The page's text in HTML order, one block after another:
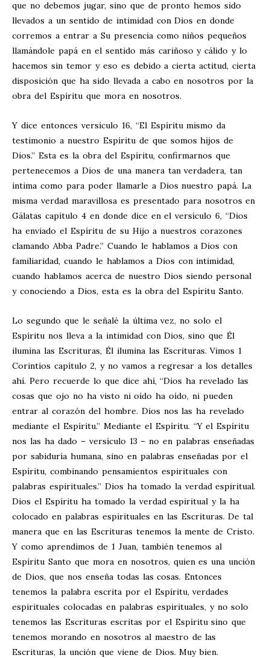
que no debemos jugar, sino que de pronto hemos sido
llevados a un sentido de intimidad con Dios en donde
corremos a entrar a Su presencia como niños pequeños
llamándole papá en el sentido más cariñoso y cálido y lo
hacemos sin temor y eso es debido a cierta actitud, cierta
disposición que ha sido llevada a cabo en nosotros por la
obra del Espíritu que mora en nosotros.
Y dice entonces versículo 16, “El Espíritu mismo da
testimonio a nuestro Espíritu de que somos hijos de
Dios.” Esta es la obra del Espíritu, confirmarnos que
pertenecemos a Dios de una manera tan verdadera, tan
íntima como para poder llamarle a Dios nuestro papá. La
misma verdad maravillosa es presentado para nosotros en
Gálatas capítulo 4 en donde dice en el versículo 6, “Dios
ha enviado el Espíritu de su Hijo a nuestros corazones
clamando Abba Padre.” Cuando le hablamos a Dios con
familiaridad, cuando le hablamos a Dios con intimidad,
cuando hablamos acerca de nuestro Dios siendo personal
y conociendo a Dios, esta es la obra del Espíritu Santo.
Lo segundo que le señalé la última vez, no solo el
Espíritu nos lleva a la intimidad con Dios, sino que Él
ilumina las Escrituras, Él ilumina las Escrituras. Vimos 1
Corintios capítulo 2, y no vamos a regresar a los detalles
ahí. Pero recuerde lo que dice ahí, “Dios ha revelado las
cosas que ojo no ha visto ni oído ha oído, ni pueden
entrar al corazón del hombre. Dios nos las ha revelado
mediante el Espíritu.” Mediante el Espíritu. “Y el Espíritu
nos las ha dado – versículo 13 – no en palabras enseñadas
por sabiduría humana, sino en palabras enseñadas por el
Espíritu, combinando pensamientos espirituales con
palabras espirituales.” Dios ha tomado la verdad espiritual.
Dios el Espíritu ha tomado la verdad espiritual y la ha
colocado en palabras espirituales en las Escrituras. De tal
manera que en las Escrituras tenemos la mente de Cristo.
Y como aprendimos de 1 Juan, también tenemos al
Espíritu Santo que mora en nosotros, quien es una unción
de Dios, que nos enseña todas las cosas. Entonces
tenemos la palabra escrita por el Espíritu, verdades
espirituales colocadas en palabras espirituales, y no solo
tenemos las Escrituras escritas por el Espíritu sino que
tenemos morando en nosotros al maestro de las
Escrituras, la unción que viene de Dios. Muy bien.